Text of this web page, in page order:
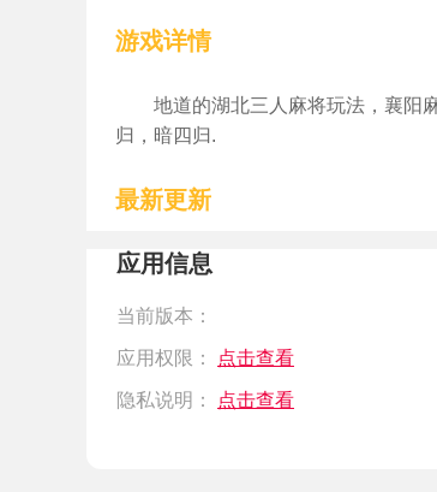
游戏详情
地道的湖北三人麻将玩法，襄阳
归，暗四归.
最新更新
应用信息
当前版本：
应用权限： 点击查看
隐私说明： 点击查看